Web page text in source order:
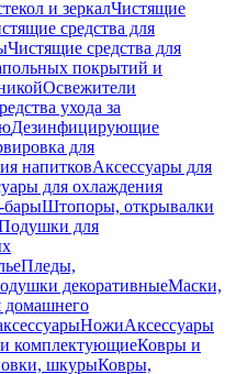
и зеркалЧистящие
средства для
Чистящие средства для
покрытий и
Освежители
ухода за
Дезинфицирующие
для
напитковАксессуары для
для охлаждения
барыШтопоры, открывалки
для
Пледы,
декоративныеМаски,
домашнего
НожиАксессуары
комплектующиеКовры и
шкурыКовры,